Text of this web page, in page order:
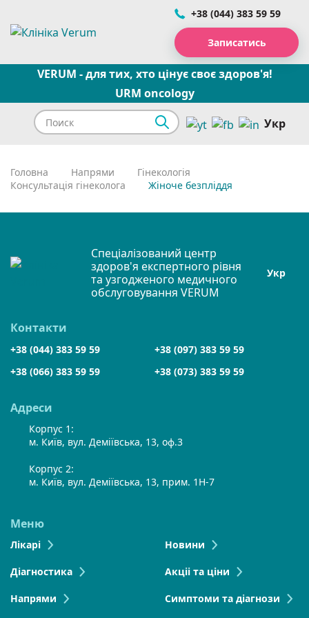
+38 (044) 383 59 59
Записатись
VERUM - для тих, хто цінує своє здоров'я!
URM oncology
Укр
Головна Напрями
Гінекологія
Консультація гінеколога
Жіноче безпліддя
Спеціалізований центр
здоров'я експертного рівня
та узгодженого медичного
обслуговування VERUM
Укр
Адреси
Корпус 1:
м. Київ, вул. Деміївська, 13, оф.3
Корпус 2:
м. Київ, вул. Деміївська, 13, прим. 1Н-7
Меню
Лікарі
Діагностика
Напрями
Новини
Акціі та ціни
Симптоми та діагнози
Контакти
+38 (044) 383 59 59
+38 (097) 383 59 59
+38 (066) 383 59 59
+38 (073) 383 59 59